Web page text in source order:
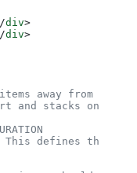
div>
div>
away from each
and stacks on
defines the